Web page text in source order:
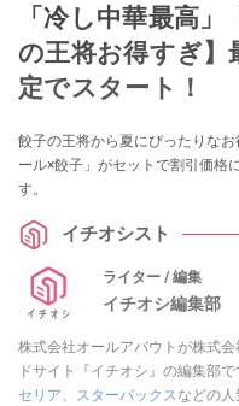
「冷し中華最高
の王将お得すぎ】
定でスタート！
餃子の王将から夏にぴったりな
ール×餃子」がセットで割引価格
す。
イチオシスト
ライター / 編集
イチオシ編集部
株式会社オールアバウトが株式
ドサイト『イチオシ』の編集部で
セリア
スターバックス などの